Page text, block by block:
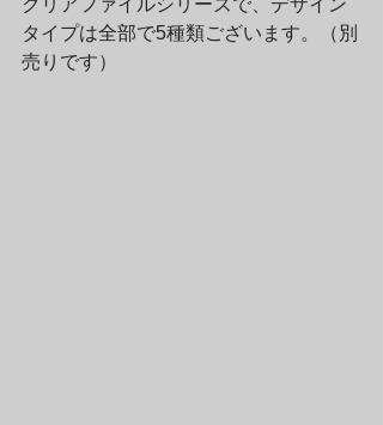
クリアファイルシリーズで、デザイン
タイプは全部で5種類ございます。（別
売りです）